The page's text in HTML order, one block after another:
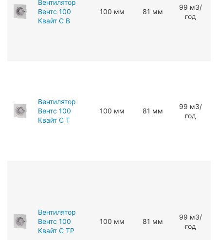
Вентилятор
Вентс 100
Квайт С В
100 мм 81 мм
99 мЗ/
год
Вентилятор
Вентс 100
Квайт С Т
100 мм 81 мм
99 мЗ/
год
Вентилятор
Вентс 100
Квайт С ТР
100 мм 81 мм
99 мЗ/
год